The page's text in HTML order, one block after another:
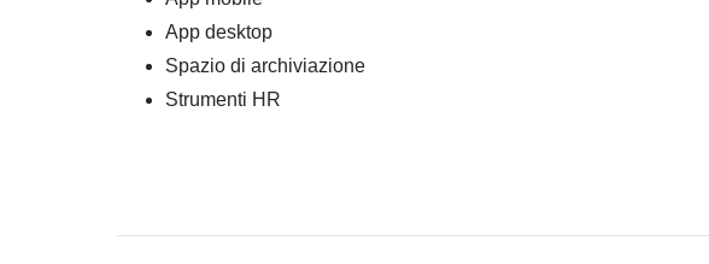
App desktop
Spazio di archiviazione
Strumenti HR